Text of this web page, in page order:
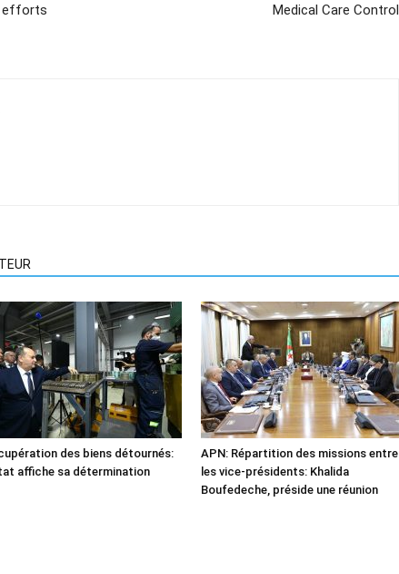
efforts
Medical Care Control
des biens détournés:
affiche sa détermination
APN: Répartition des missions entre
les vice-présidents: Khalida
Boufedeche, préside une réunion